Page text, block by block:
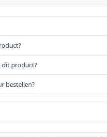
dit product?
bestellen?